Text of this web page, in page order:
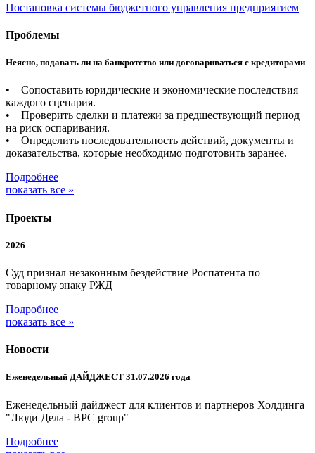
Постановка системы бюджетного управления предприятием
Проблемы
Неясно, подавать ли на банкротство или договариваться с кредиторами
• Сопоставить юридические и экономические последствия
каждого сценария.
• Проверить сделки и платежи за предшествующий период
на риск оспаривания.
• Определить последовательность действий, документы и
доказательства, которые необходимо подготовить заранее.
Подробнее
показать все »
Проекты
2026
Суд признал незаконным бездействие Роспатента по
товарному знаку РЖД
Подробнее
показать все »
Новости
Еженедельный ДАЙДЖЕСТ 31.07.2026 года
Еженедельный дайджест для клиентов и партнеров Холдинга
"Люди Дела - BPC group"
Подробнее